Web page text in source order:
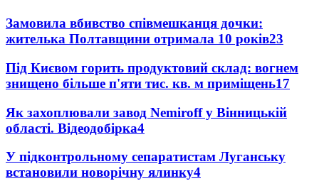
Замовила вбивство співмешканця дочки:
жителька Полтавщини отримала 10 років23
Під Києвом горить продуктовий склад: вогнем
знищено більше п'яти тис. кв. м приміщень17
Як захоплювали завод Nemiroff у Вінницькій
області. Відеодобірка4
У підконтрольному сепаратистам Луганську
встановили новорічну ялинку4